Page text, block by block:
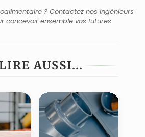
? Contactez nos ingénieurs
concevoir ensemble vos futures
AUSSI...